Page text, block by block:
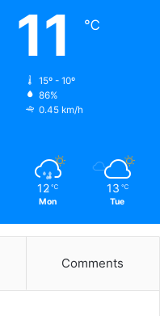
11 ℃
15º - 10º
86%
0.45 km/h
12 ℃
Mon
13 ℃
Tue
Comments